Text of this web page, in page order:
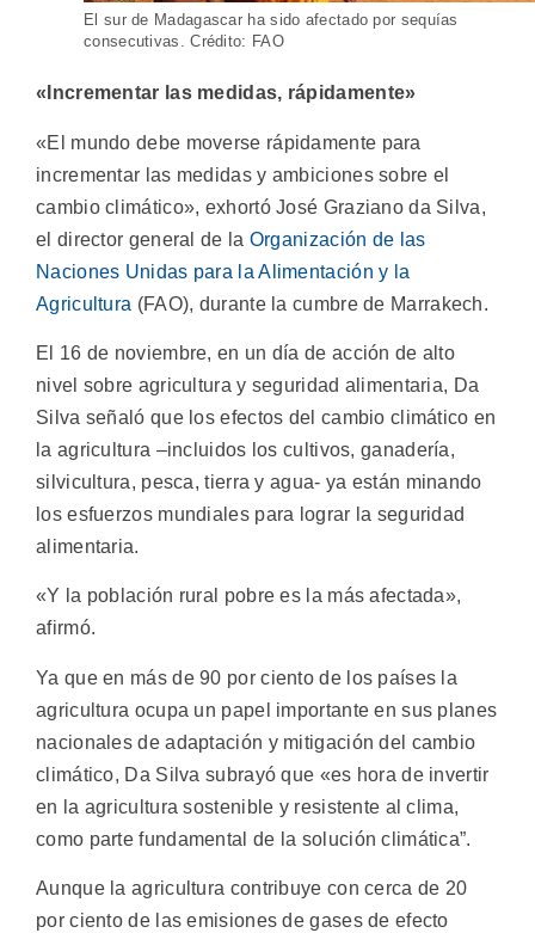
El sur de Madagascar ha sido afectado por sequías
consecutivas. Crédito: FAO
«Incrementar las medidas, rápidamente»
«El mundo debe moverse rápidamente para
incrementar las medidas y ambiciones sobre el
cambio climático», exhortó José Graziano da Silva,
el director general de la Organización de las
Naciones Unidas para la Alimentación y la
Agricultura (FAO), durante la cumbre de Marrakech.
El 16 de noviembre, en un día de acción de alto
nivel sobre agricultura y seguridad alimentaria, Da
Silva señaló que los efectos del cambio climático en
la agricultura –incluidos los cultivos, ganadería,
silvicultura, pesca, tierra y agua- ya están minando
los esfuerzos mundiales para lograr la seguridad
alimentaria.
«Y la población rural pobre es la más afectada»,
afirmó.
Ya que en más de 90 por ciento de los países la
agricultura ocupa un papel importante en sus planes
nacionales de adaptación y mitigación del cambio
climático, Da Silva subrayó que «es hora de invertir
en la agricultura sostenible y resistente al clima,
como parte fundamental de la solución climática”.
Aunque la agricultura contribuye con cerca de 20
por ciento de las emisiones de gases de efecto